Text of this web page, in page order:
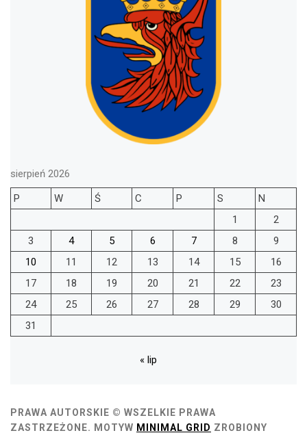
sierpień 2026
P
W Ś C P S
N
1
2
3
4 5 6 7 8
9
10
11 12 13 14 15
16
17
18 19 20 21 22
23
24
25 26 27 28 29
30
31
« lip
PRAWA AUTORSKIE © WSZELKIE PRAWA
ZASTRZEŻONE. MOTYW MINIMAL GRID ZROBIONY